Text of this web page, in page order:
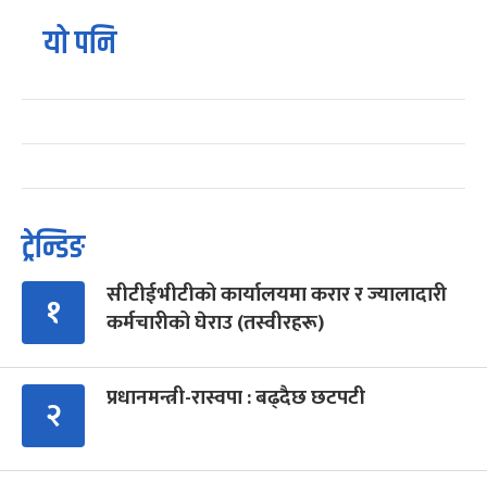
यो पनि
ट्रेन्डिङ
१
सीटीईभीटीको कार्यालयमा करार र ज्यालादारी
कर्मचारीको घेराउ (तस्वीरहरू)
२ प्रधानमन्त्री-रास्वपा : बढ्दैछ छटपटी